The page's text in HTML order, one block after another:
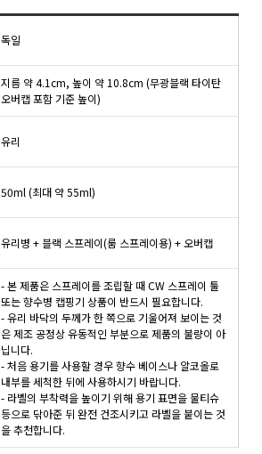
독일
지름 약 4.1cm, 높이 약 10.8cm (무광블랙 타이탄
오버캡 포함 기준 높이)
유리
50ml (최대 약 55ml)
유리병 + 블랙 스프레이(룸 스프레이용) + 오버캡
-본 제품은 스프레이를 조립할 때 CW 스프레이 툴
또는 향수병 캡핑기 상품이 반드시 필요합니다.
- 유리 바닥의 두께가 한 쪽으로 기울어져 보이는 것
은 제조 공정상 유동적인 부분으로 제품의 불량이 아
닙니다.
- 처음 용기를 사용할 경우 향수 베이스나 알코올로
내부를 세척한 뒤에 사용하시기 바랍니다.
- 라벨의 부착력을 높이기 위해 용기 표면을 물티슈
등으로 닦아준 뒤 완전 건조시키고 라벨을 붙이는 것
을 추천합니다.